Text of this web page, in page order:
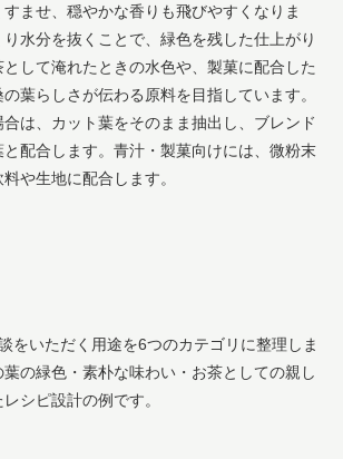
ませ、穏やかな香りも飛びやすくなりま
水分を抜くことで、緑色を残した仕上がり
して淹れたときの水色や、製菓に配合した
葉らしさが伝わる原料を目指しています。
は、カット葉をそのまま抽出し、ブレンド
配合します。青汁・製菓向けには、微粉末
や生地に配合します。
をいただく用途を6つのカテゴリに整理しま
の緑色・素朴な味わい・お茶としての親し
シピ設計の例です。